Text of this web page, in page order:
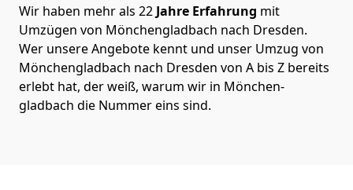
Wir haben mehr als 22 Jahre Erfahrung mit
Umzügen von Mönchen­gladbach nach Dresden.
Wer unsere Angebote kennt und unser Umzug von
Mönchen­gladbach nach Dresden von A bis Z bereits
erlebt hat, der weiß, warum wir in Mönchen­
gladbach die Nummer eins sind.